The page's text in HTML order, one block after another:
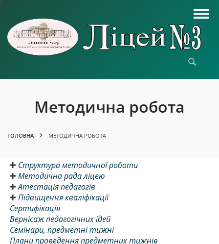
Методична робота
ГОЛОВНА МЕТОДИЧНА РОБОТА
Структура методичної роботи
Методична рада ліцею
Атестація педагогів
Підвищення кваліфікації
Сертифікація
Вернісаж педагогічних ідей
Семінари, предметні тижні
Плани проведення предметних тижнів